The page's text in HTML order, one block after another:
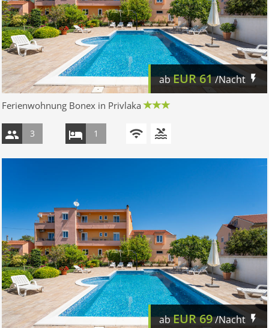
abEUR61/Nacht
Ferienwohnung Bonex in Privlaka
3 1
abEUR69/Nacht